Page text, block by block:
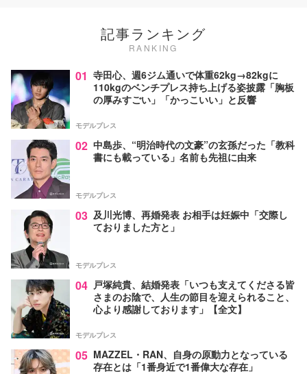
記事ランキング
RANKING
01 寺田心、週6ジム通いで体重62kg→82kgに
110kgのベンチプレス持ち上げる姿披露「胸板
の厚みすごい」「かっこいい」と反響
モデルプレス
02 中島歩、“明治時代の文豪”の玄孫だった「教科
書にも載っている」名前も先祖に由来
モデルプレス
03 及川光博、再婚発表 お相手は妊娠中「交際し
ておりました方と」
モデルプレス
04 戸塚純貴、結婚発表「いつも支えてくださる皆
さまのお陰で、人生の節目を迎えられること、
心より感謝しております」【全文】
モデルプレス
05 MAZZEL・RAN、自身の原動力となっている
存在とは「1番身近で1番偉大な存在」